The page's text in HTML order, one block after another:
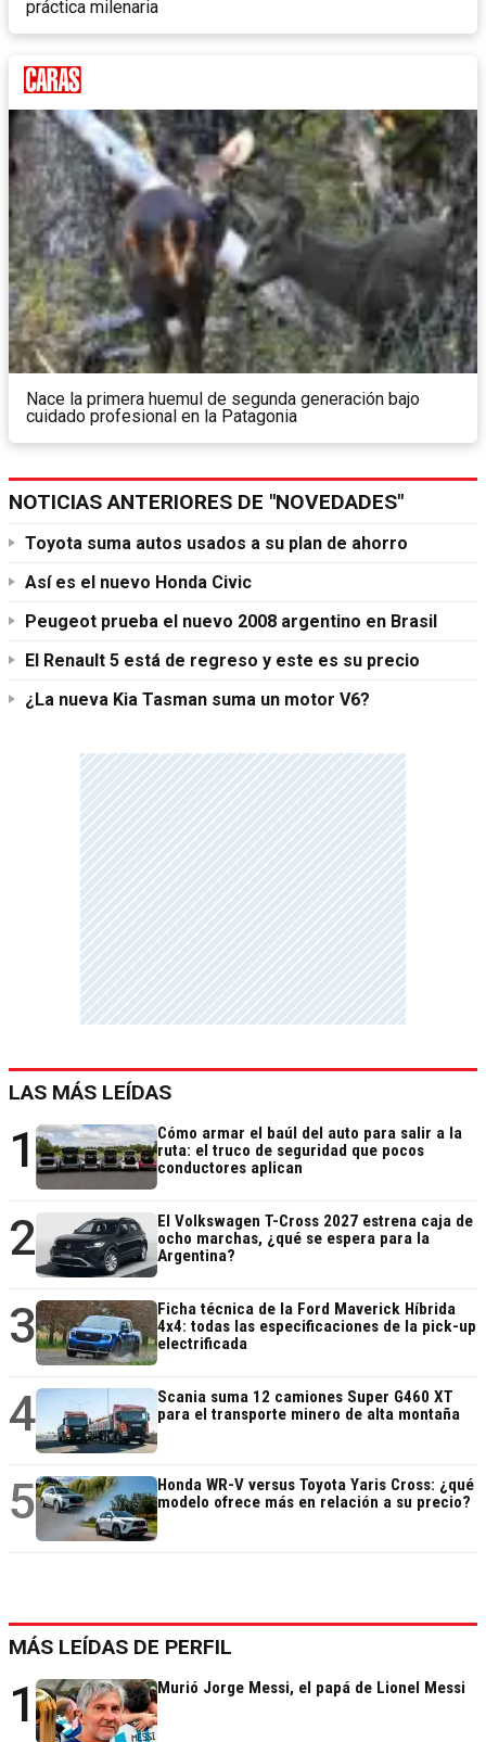
práctica milenaria
Nace la primera huemul de segunda generación bajo
cuidado profesional en la Patagonia
NOTICIAS ANTERIORES DE "NOVEDADES"
Toyota suma autos usados a su plan de ahorro
Así es el nuevo Honda Civic
Peugeot prueba el nuevo 2008 argentino en Brasil
El Renault 5 está de regreso y este es su precio
¿La nueva Kia Tasman suma un motor V6?
LAS MÁS LEÍDAS
1
Cómo armar el baúl del auto para salir a la
ruta: el truco de seguridad que pocos
conductores aplican
2
El Volkswagen T-Cross 2027 estrena caja de
ocho marchas, ¿qué se espera para la
Argentina?
3
Ficha técnica de la Ford Maverick Híbrida
4x4: todas las especificaciones de la pick-up
electrificada
4
Scania suma 12 camiones Super G460 XT
para el transporte minero de alta montaña
5
Honda WR-V versus Toyota Yaris Cross: ¿qué
modelo ofrece más en relación a su precio?
MÁS LEÍDAS DE PERFIL
1 Murió Jorge Messi, el papá de Lionel Messi